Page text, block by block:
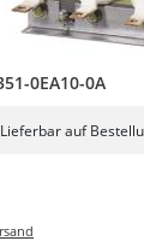
0EA10-0A
Lieferbar auf